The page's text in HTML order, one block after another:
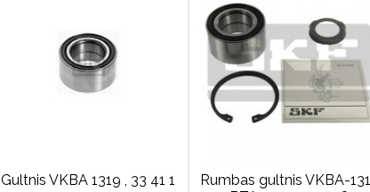
Gultnis VKBA 1319 , 33 41 1
Rumbas gultnis VKBA-